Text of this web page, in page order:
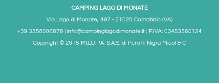
CAMPING LAGO DI MONATE
Via Lago di Monate, 497 - 21020 Comabbio (VA)
+39 3358006878 | info@campinglagodimonate.it | P.IVA: 03453560124
Copyright © 2015 MI.LU.PA. S.A.S. di Perotti Nigra Micol & C